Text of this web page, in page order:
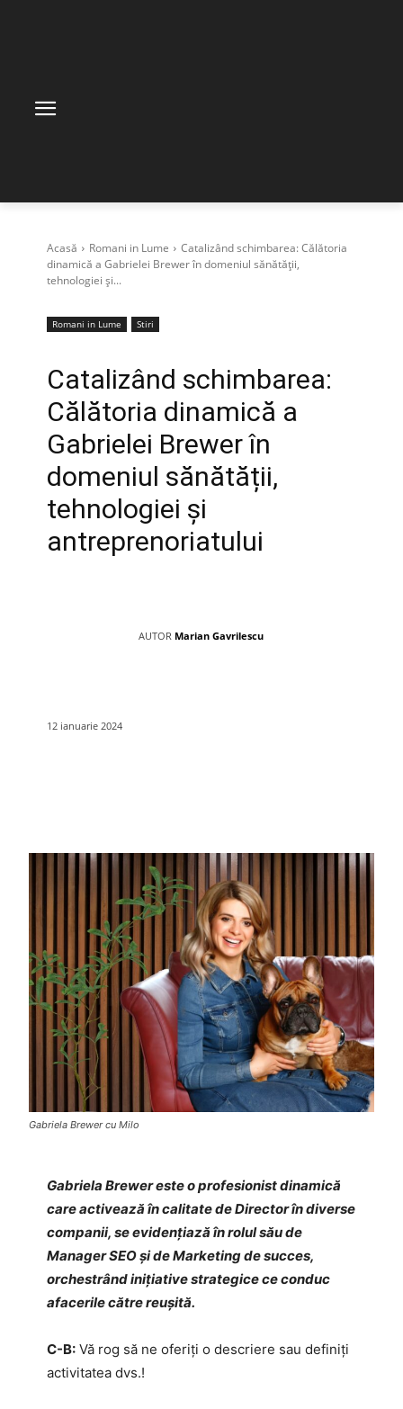
Acasă Romani in Lume
Catalizând schimbarea: Călătoria
dinamică a Gabrielei Brewer în domeniul sănătății,
tehnologiei și...
Romani in Lume Stiri
Catalizând schimbarea:
Călătoria dinamică a
Gabrielei Brewer în
domeniul sănătății,
tehnologiei și
antreprenoriatului
AUTOR Marian Gavrilescu
12 ianuarie 2024
Gabriela Brewer cu Milo
Gabriela Brewereste o profesionist dinamică
care activează în calitate de Director în diverse
companii, se evidențiază în rolul său de
Manager SEO și de Marketing de succes,
orchestrând inițiative strategice ce conduc
afacerile către reușită.
C-B: Vă rog să ne oferiți o descriere sau definiți
activitatea dvs.!